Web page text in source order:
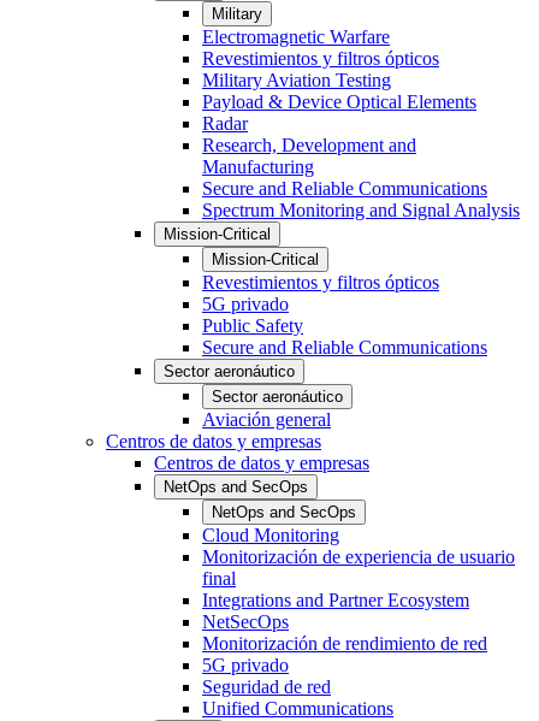
Military
Electromagnetic Warfare
Revestimientos y filtros ópticos
Military Aviation Testing
Payload & Device Optical Elements
Radar
Research, Development and
Manufacturing
Secure and Reliable Communications
Spectrum Monitoring and Signal Analysis
Mission-Critical
Mission-Critical
Revestimientos y filtros ópticos
5G privado
Public Safety
Secure and Reliable Communications
Sector aeronáutico
Sector aeronáutico
Aviación general
Centros de datos y empresas
Centros de datos y empresas
NetOps and SecOps
NetOps and SecOps
Cloud Monitoring
Monitorización de experiencia de usuario
final
Integrations and Partner Ecosystem
NetSecOps
Monitorización de rendimiento de red
5G privado
Seguridad de red
Unified Communications